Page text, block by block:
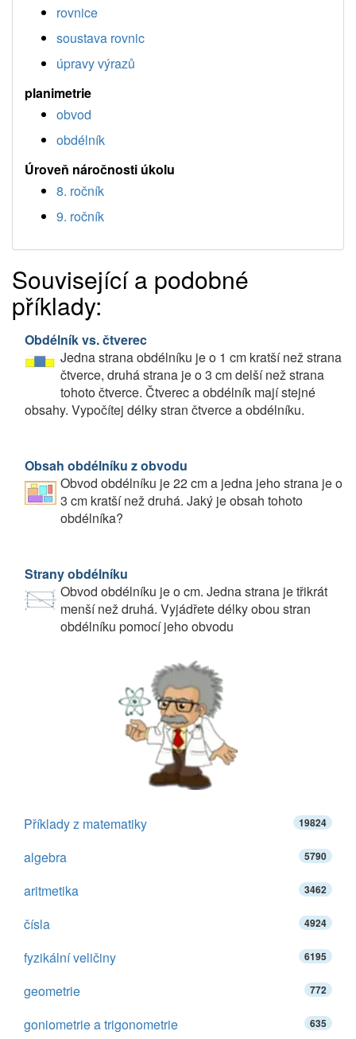
rovnice
soustava rovnic
úpravy výrazů
planimetrie
obvod
obdélník
Úroveň náročnosti úkolu
8. ročník
9. ročník
Související a podobné
příklady:
Obdélník vs. čtverec
Jedna strana obdélníku je o 1 cm kratší než strana
čtverce, druhá strana je o 3 cm delší než strana
tohoto čtverce. Čtverec a obdélník mají stejné
obsahy. Vypočítej délky stran čtverce a obdélníku.
Obsah obdélníku z obvodu
Obvod obdélníku je 22 cm a jedna jeho strana je o
3 cm kratší než druhá. Jaký je obsah tohoto
obdélníka?
Strany obdélníku
Obvod obdélníku je o cm. Jedna strana je třikrát
menší než druhá. Vyjádřete délky obou stran
obdélníku pomocí jeho obvodu
Příklady z matematiky 19824
algebra 5790
aritmetika 3462
čísla 4924
fyzikální veličiny 6195
geometrie 772
goniometrie a trigonometrie 635